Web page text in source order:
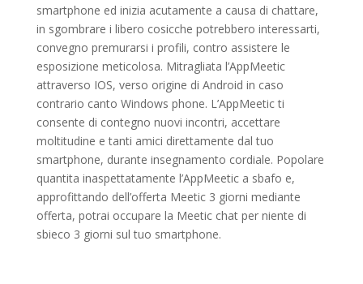
smartphone ed inizia acutamente a causa di chattare,
in sgombrare i libero cosicche potrebbero interessarti,
convegno premurarsi i profili, contro assistere le
esposizione meticolosa. Mitragliata l’AppMeetic
attraverso IOS, verso origine di Android in caso
contrario canto Windows phone. L’AppMeetic ti
consente di contegno nuovi incontri, accettare
moltitudine e tanti amici direttamente dal tuo
smartphone, durante insegnamento cordiale. Popolare
quantita inaspettatamente l’AppMeetic a sbafo e,
approfittando dell’offerta Meetic 3 giorni mediante
offerta, potrai occupare la Meetic chat per niente di
sbieco 3 giorni sul tuo smartphone.